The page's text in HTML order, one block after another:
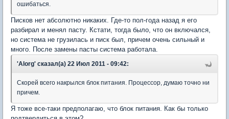
ошибаться.
Писков нет абсолютно никаких. Где-то пол-года назад я его
разбирал и менял пасту. Кстати, тогда было, что он включался,
но система не грузилась и писк был, причем очень сильный и
много. После замены пасты система работала.
'Alorg' сказал(а) 22 Июл 2011 - 09:42:
Скорей всего накрылся блок питания. Процессор, думаю точно ни
причем.
Я тоже все-таки предполагаю, что блок питания. Как бы только